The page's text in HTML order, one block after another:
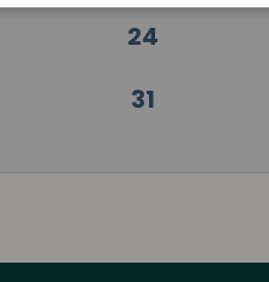
24
31